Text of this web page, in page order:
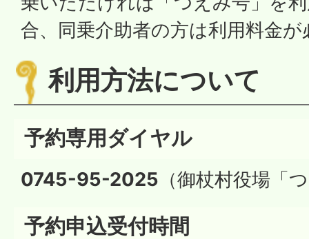
合、同乗介助者の方は利用料金が
利用方法について
予約専用ダイヤル
0745-95-2025 （御杖村役場「
予約申込受付時間